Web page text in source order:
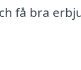
få bra